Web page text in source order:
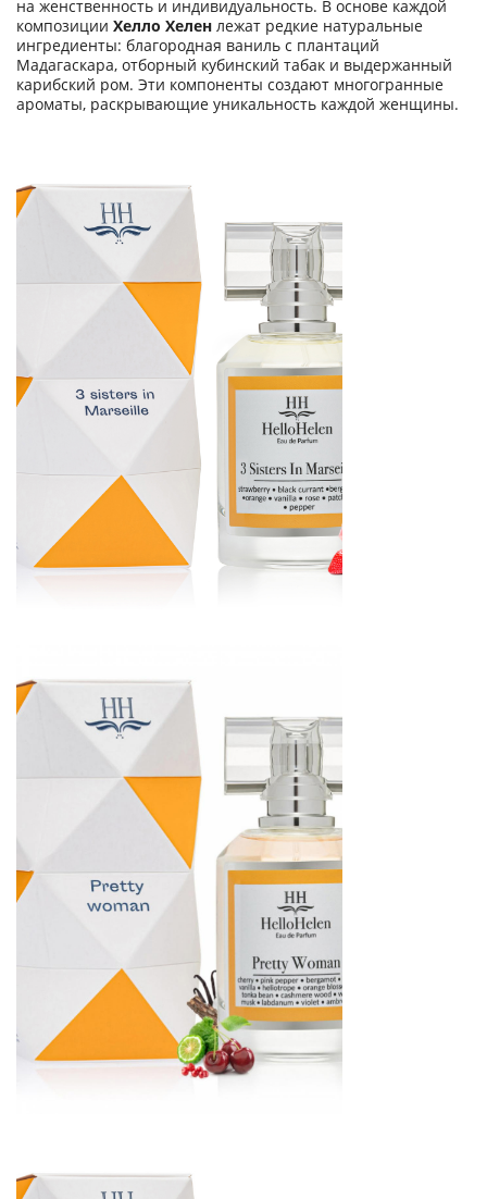
на женственность и индивидуальность. В основе каждой
композиции Хелло Хелен лежат редкие натуральные
ингредиенты: благородная ваниль с плантаций
Мадагаскара, отборный кубинский табак и выдержанный
карибский ром. Эти компоненты создают многогранные
ароматы, раскрывающие уникальность каждой женщины.